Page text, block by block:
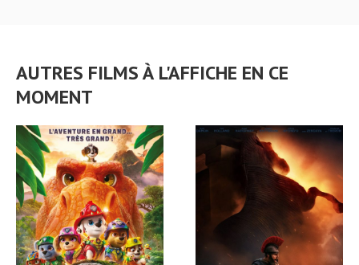
AUTRES FILMS À L'AFFICHE EN CE
MOMENT